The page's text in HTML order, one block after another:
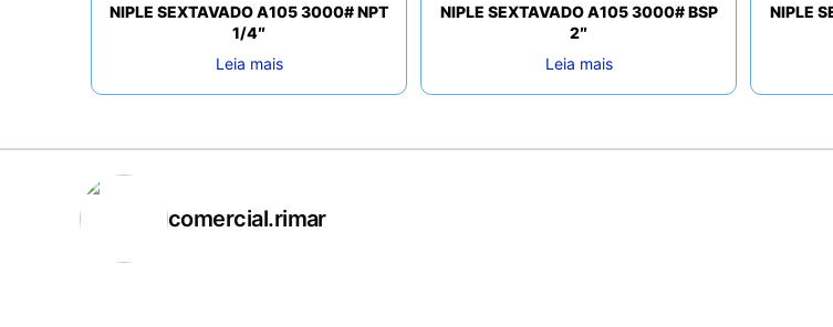
NIPLE SEXTAVADO A105 3000# NPT
1/4″
Leia mais
NIPLE SEXTAVADO A105 3000# BSP
2″
Leia mais
NIPLE
comercial.rimar